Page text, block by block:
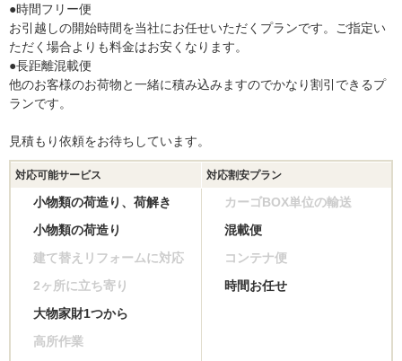
●時間フリー便
お引越しの開始時間を当社にお任せいただくプランです。ご指定い
ただく場合よりも料金はお安くなります。
●長距離混載便
他のお客様のお荷物と一緒に積み込みますのでかなり割引できるプ
ランです。
見積もり依頼をお待ちしています。
対応可能サービス 対応割安プラン
小物類の荷造り、荷解き
小物類の荷造り
建て替えリフォームに対応
2ヶ所に立ち寄り
大物家財1つから
高所作業
カーゴBOX単位の輸送
混載便
コンテナ便
時間お任せ